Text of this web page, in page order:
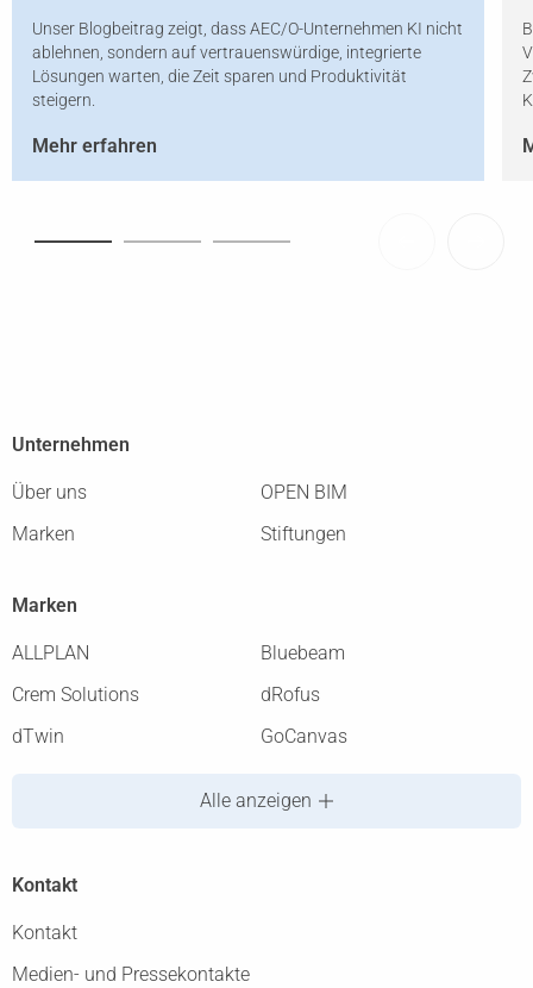
Unser Blogbeitrag zeigt, dass AEC/O-Unternehmen KI nicht
ablehnen, sondern auf vertrauenswürdige, integrierte
Lösungen warten, die Zeit sparen und Produktivität
steigern.
Mehr erfahren
Unternehmen
Über uns
OPEN BIM
Marken
Stiftungen
Marken
ALLPLAN
Bluebeam
Crem Solutions
dRofus
dTwin
GoCanvas
Alle anzeigen
Kontakt
Kontakt
Medien- und Pressekontakte